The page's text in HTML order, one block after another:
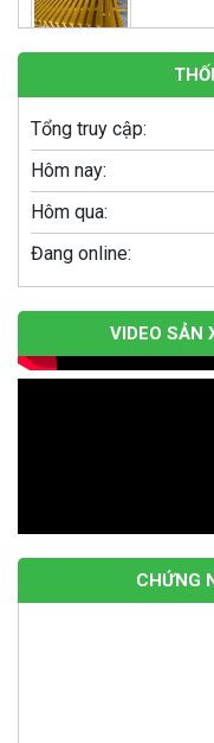
Thống
Tổng truy cập:
Hôm nay:
Hôm qua:
Đang online:
VIDEO SẢN
CHỨNG